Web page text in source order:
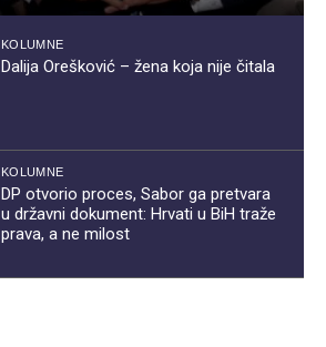
KOLUMNE
Dalija Orešković – žena koja nije čitala
KOLUMNE
DP otvorio proces, Sabor ga pretvara
u državni dokument: Hrvati u BiH traže
prava, a ne milost